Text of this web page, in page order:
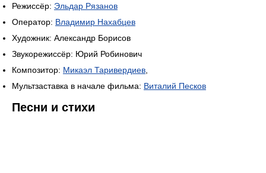
Режиссёр: Эльдар Рязанов
Оператор: Владимир Нахабцев
Художник: Александр Борисов
Звукорежиссёр: Юрий Робинович
Композитор: Микаэл Таривердиев
Мультзаставка в начале фильма: Виталий Песков
Песни и стихи